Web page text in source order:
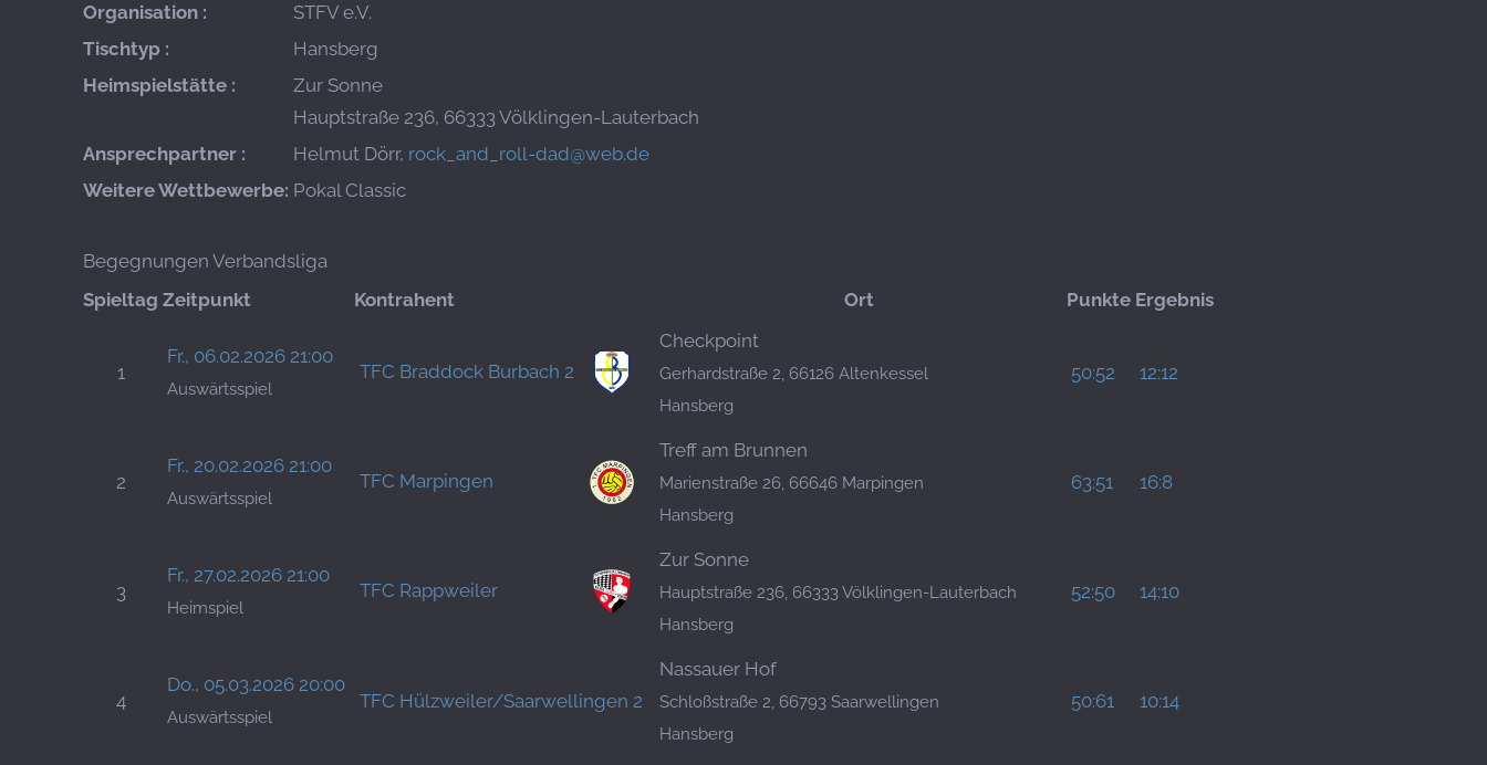
Organisation :
STFV e.V.
Tischtyp :
Hansberg
Heimspielstätte :
Zur Sonne
Hauptstraße 236, 66333 Völklingen-Lauterbach
Ansprechpartner :
Helmut Dörr, rock_and_roll-dad@web.de
Weitere Wettbewerbe: Pokal Classic
Begegnungen Verbandsliga
Spieltag Zeitpunkt Kontrahent Ort Punkte Ergebnis
1
Fr., 06.02.2026 21:00
Auswärtsspiel
TFC Braddock Burbach 2
Checkpoint
Gerhardstraße 2, 66126 Altenkessel
Hansberg
50:52 12:12
2
Fr., 20.02.2026 21:00
Auswärtsspiel
TFC Marpingen
Treff am Brunnen
Marienstraße 26, 66646 Marpingen
Hansberg
63:51 16:8
3
Fr., 27.02.2026 21:00
Heimspiel
TFC Rappweiler
Zur Sonne
Hauptstraße 236, 66333 Völklingen-Lauterbach
Hansberg
52:50 14:10
4
Do., 05.03.2026 20:00
Auswärtsspiel
TFC Hülzweiler/Saarwellingen 2
Nassauer Hof
Schloßstraße 2, 66793 Saarwellingen
Hansberg
50:61 10:14